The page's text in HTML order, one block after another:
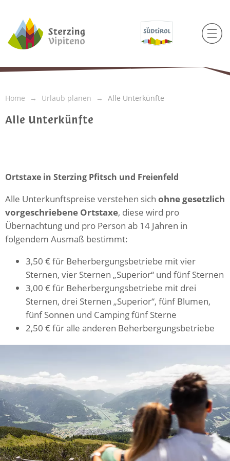
Home Urlaub planen Alle Unterkünfte
Alle Unterkünfte
Ortstaxe in Sterzing Pfitsch und Freienfeld
Alle Unterkunftspreise verstehen sich ohne gesetzlich
vorgeschriebene Ortstaxe, diese wird pro
Übernachtung und pro Person ab 14 Jahren in
folgendem Ausmaß bestimmt:
3,50 € für Beherbergungsbetriebe mit vier
Sternen, vier Sternen „Superior“ und fünf Sternen
3,00 € für Beherbergungsbetriebe mit drei
Sternen, drei Sternen „Superior“, fünf Blumen,
fünf Sonnen und Camping fünf Sterne
2,50 € für alle anderen Beherbergungsbetriebe